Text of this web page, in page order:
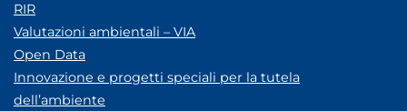
RIR
Valutazioni ambientali – VIA
Open Data
Innovazione e progetti speciali per la tutela
dell’ambiente